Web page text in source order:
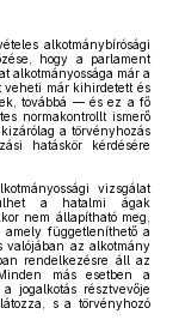
alkotmánybírósági
hogy a parlament
alkotmányossága már a
veheti már kihirdetett és
továbbá — és ez a fő
normakontrollt ismerő
a törvényhozás
hatáskör kérdésére
vizsgálat
a hatalmi ágak
nem állapítható meg,
függetleníthető a
valójában az alkotmány
rendelkezésre áll az
más esetben a
jogalkotás résztvevője
s a törvényhozó